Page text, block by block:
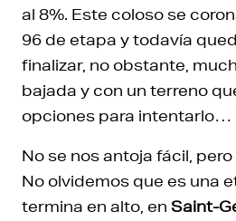
al 8%. Este coloso se
96 de etapa y todavía
finalizar, no obstante,
bajada y con un terreno
opciones para intentarlo…
No se nos antoja fácil,
No olvidemos que es una
termina en alto, en Saint-